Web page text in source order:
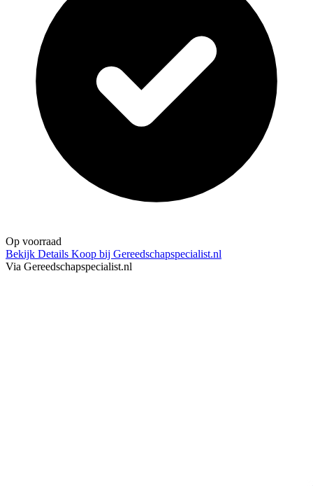
Op voorraad
Bekijk Details Koop bij Gereedschapspecialist.nl
Via Gereedschapspecialist.nl